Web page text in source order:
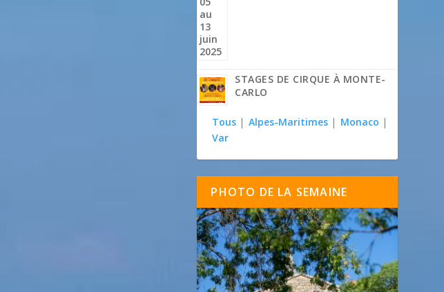
STAGES DE CIRQUE À MONTE-
CARLO
Tous | Alpes-Maritimes | Monaco |
Var
PHOTO DE LA SEMAINE